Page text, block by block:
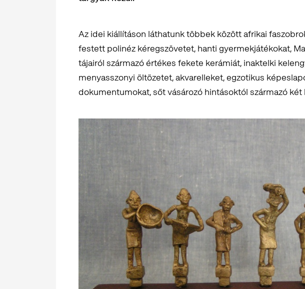
Az idei kiállításon láthatunk többek között afrikai
festett polinéz kéregszövetet, hanti gyermekjátékokat,
tájairól származó értékes fekete kerámiát, inaktelki
menyasszonyi öltözetet, akvarelleket, egzotikus
dokumentumokat, sőt vásározó hintásoktól származó két